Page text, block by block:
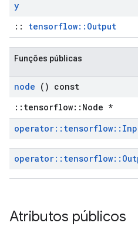
y
:: tensorflow::Output
Funções públicas
node () const
::tensorflow::Node *
operator:: tensorflow::
operator:: tensorflow::
Atributos públicos